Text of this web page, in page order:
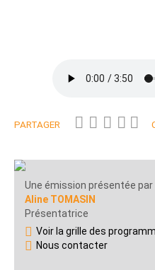
PARTAGER
Une émission présentée par
Aline TOMASIN
Présentatrice
Voir la grille des
Nous contacter